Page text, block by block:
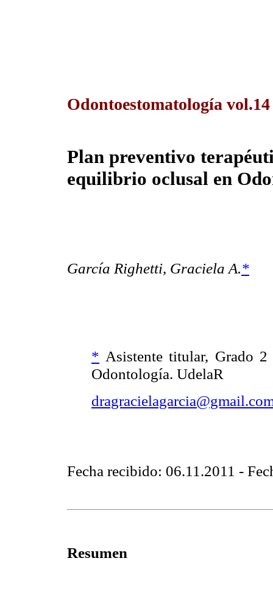
Odontoestomatología
Plan preventivo
equilibrio oclusal en
García Righetti, Graciela A.*
* Asistente titular, Grado
Odontología. UdelaR
Fecha recibido: 06.11.2011 -
Resumen